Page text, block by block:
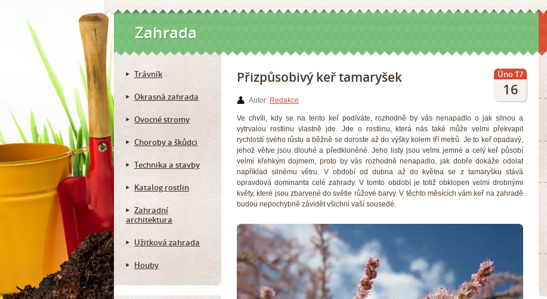
Zahrada
Přizpůsobivý keř tamaryšek Úno 17
16
Autor: Redakce
Ve chvíli, kdy se na tento keř podíváte, rozhodně by vás nenapadlo o jak silnou a
vytrvalou rostlinu vlastně jde. Jde o rostlinu, která nás také může velmi překvapit
rychlostí svého růstu a běžně se doroste až do výšky kolem tří metrů. Je to keř opadavý,
jehož větve jsou dlouhé a předkloněné. Jeho listy jsou velmi jemné a celý keř působí
velmi křehkým dojmem, proto by vás rozhodně nenapadlo, jak dobře dokáže odolat
například silnému větru. V období od dubna až do května se z tamaryšku stává
opravdová dominanta celé zahrady. V tomto období je totiž obklopen velmi drobnými
květy, které jsou zbarvené do světle růžové barvy. V těchto měsících vám keř na zahradě
budou nepochybně závidět všichni vaší sousedé.
Trávník
Okrasná zahrada
Ovocné stromy
Choroby a škůdci
Technika a stavby
Katalog rostlin
Zahradní
architektura
Užitková zahrada
Houby